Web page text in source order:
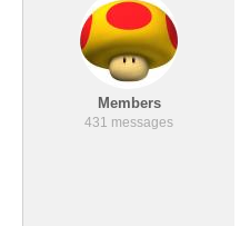
Members
431 messages